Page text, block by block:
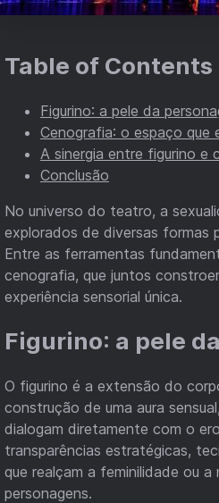
Table of Contents
Figurino: a pele da
Cenografia: o espaço que
A sinergia entre figurino e
Conclusão
No universo do teatro, a
explorados de diversas formas
Entre as ferramentas
cenografia, que juntos
experiência sensorial única.
Figurino: a pele
O figurino é a extensão do
construção de uma aura
dialogam diretamente com o
transparências estratégicas,
que realçam a feminilidade ou
personagens.